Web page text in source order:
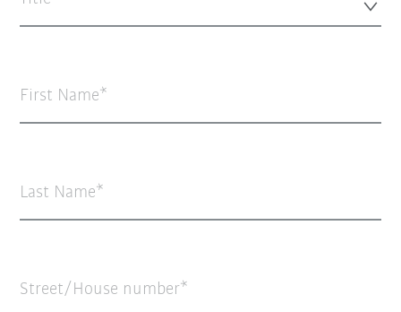
First Name
Last Name
Street/House number